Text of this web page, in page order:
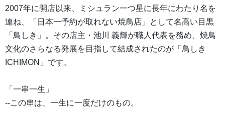
2007年に開店以来、ミシュラン一つ星に長年にわたり名を
連ね、「日本一予約が取れない焼鳥店」として名高い目黒
「鳥しき」。その店主・池川 義輝が職人代表を務め、焼鳥
文化のさらなる発展を目指して結成されたのが「鳥しき
ICHIMON」です。
「一串一生」
--この串は、一生に一度だけのもの。